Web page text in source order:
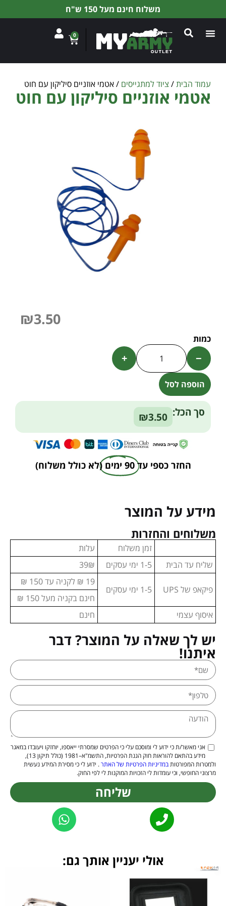
משלוח חינם מעל 150 ש"ח
0
עמוד הבית/ ציוד למתגייסים / אטמי אוזניים סיליקון עם חוט
אטמי אוזניים סיליקון עם חוט
₪3.50
−
+
הוספה לסל
Alternative:
סך הכל: ₪3.50
החזר כספי עד 90 ימים (לא כולל משלוח)
מידע על המוצר
משלוחים והחזרות
זמן משלוח
עלות
שליח עד הבית
1-5 ימי עסקים 39₪
פיקאפ של UPS 1-5 ימי עסקים
19 ₪ לקניה עד 150 ₪
חינם בקניה מעל 150 ₪
איסוף עצמי
חינם
יש לך שאלה על המוצר? דבר
איתנו!
אני מאשר/ת כי ידוע לי ומוסכם עלי כי הפרטים שמסרתי ייאספו, יוחזקו ויעובדו במאגר
מידע בהתאם להוראות חוק הגנת הפרטיות, התשמ"א–1981 (כולל תיקון 13),
ולמטרות המפורטותבמדיניות הפרטיות של האתר. ידוע לי כי מסירת המידע נעשית
מרצוני החופשי, וכי עומדות לי הזכויות המוקנות לי לפי החוק.
שליחה
אולי יעניין אותך גם: